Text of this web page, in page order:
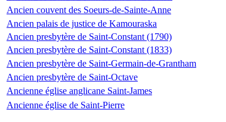
Ancien couvent des Soeurs-de-Sainte-Anne
Ancien palais de justice de Kamouraska
Ancien presbytère de Saint-Constant (1790)
Ancien presbytère de Saint-Constant (1833)
Ancien presbytère de Saint-Germain-de-Grantham
Ancien presbytère de Saint-Octave
Ancienne église anglicane Saint-James
Ancienne église de Saint-Pierre